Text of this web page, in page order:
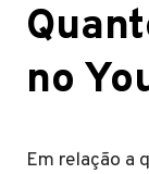
no
Em relação a